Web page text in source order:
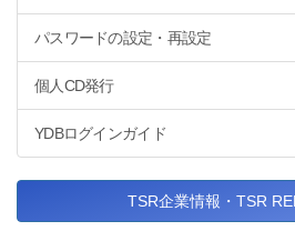
パスワードの設定・再設定
個人CD発行
YDBログインガイド
TSR企業情報・TSR